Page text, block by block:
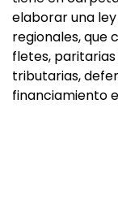
elaborar una
regionales, que
fletes,
tributarias,
financiamiento